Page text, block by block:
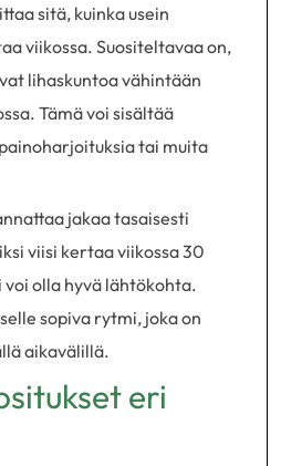
sitä, kuinka usein
viikossa. Suositeltavaa on,
lihaskuntoa vähintään
Tämä voi sisältää
tai muita
jakaa tasaisesti
viisi kertaa viikossa 30
olla hyvä lähtökohta.
sopiva rytmi, joka on
aikavälillä.
eri